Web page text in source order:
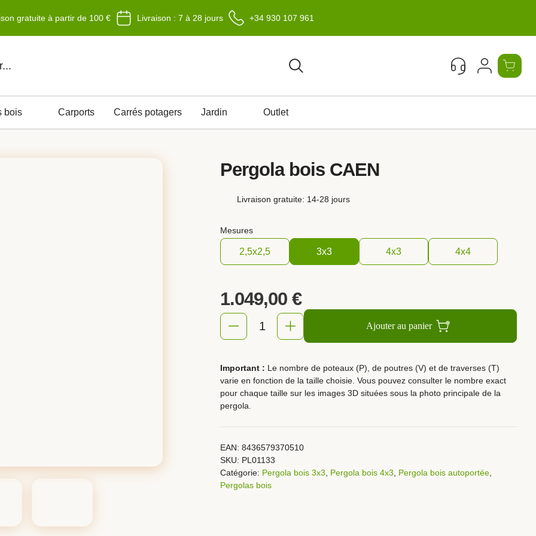
gratuite à partir de 100 € Livraison : 7 à 28 jours +34 930 107 961
Rechercher
bois Carports Carrés potagers Jardin Outlet
Pergola bois CAEN
Livraison gratuite: 14-28 jours
Mesures
2,5x2,5 3x3 4x3 4x4
1.049,00 €
quantité
Pergola
bois
CAEN
Ajouter au panier
Important : Le nombre de poteaux (P), de poutres (V) et de traverses (T)
varie en fonction de la taille choisie. Vous pouvez consulter le nombre exact
pour chaque taille sur les images 3D situées sous la photo principale de la
pergola.
EAN: 8436579370510
SKU: PL01133
Catégorie: Pergola bois 3x3 Pergola bois 4x3 Pergola bois autoportée
Pergolas bois